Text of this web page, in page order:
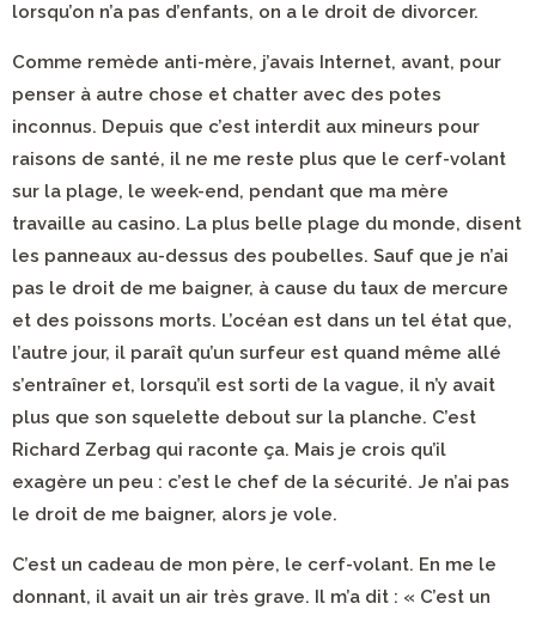
lorsqu’on n’a pas d’enfants, on a le droit de divorcer.
Comme remède anti-mère, j’avais Internet, avant, pour
penser à autre chose et chatter avec des potes
inconnus. Depuis que c’est interdit aux mineurs pour
raisons de santé, il ne me reste plus que le cerf-volant
sur la plage, le week-end, pendant que ma mère
travaille au casino. La plus belle plage du monde, disent
les panneaux au-dessus des poubelles. Sauf que je n’ai
pas le droit de me baigner, à cause du taux de mercure
et des poissons morts. L’océan est dans un tel état que,
l’autre jour, il paraît qu’un surfeur est quand même allé
s’entraîner et, lorsqu’il est sorti de la vague, il n’y avait
plus que son squelette debout sur la planche. C’est
Richard Zerbag qui raconte ça. Mais je crois qu’il
exagère un peu : c’est le chef de la sécurité. Je n’ai pas
le droit de me baigner, alors je vole.
C’est un cadeau de mon père, le cerf-volant. En me le
donnant, il avait un air très grave. Il m’a dit : « C’est un